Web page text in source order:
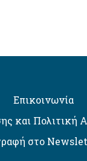
Επικοινωνία
και Πολιτική
στο